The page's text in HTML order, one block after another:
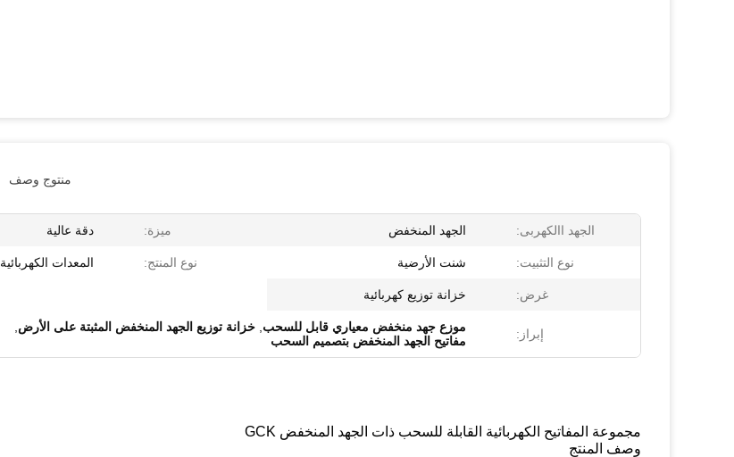
منتوج وصف
الجهد االكهربى: الجهد المنخفض ميزة: دقة عالية
نوع التثبيت: شنت الأرضية نوع المنتج: المعدات الكهربائية
غرض: خزانة توزيع كهربائية
إبراز: موزع جهد منخفض معياري قابل للسحب خزانة توزيع الجهد المنخفض المثبتة على الأرض
مفاتيح الجهد المنخفض بتصميم السحب
مجموعة المفاتيح الكهربائية القابلة للسحب ذات الجهد المنخفض GCK
وصف المنتج